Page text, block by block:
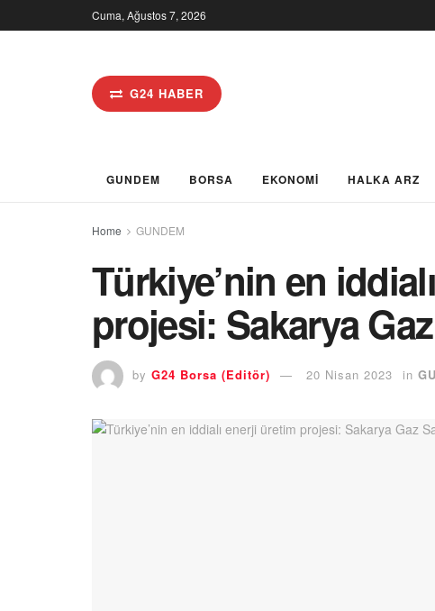
Cuma, Ağustos 7, 2026
G24 HABER
GUNDEM BORSA EKONOMİ HALKA ARZ
Home GUNDEM
Türkiye’nin en
projesi: Sakarya
by G24 Borsa (Editör) 20 Nisan 2023 in